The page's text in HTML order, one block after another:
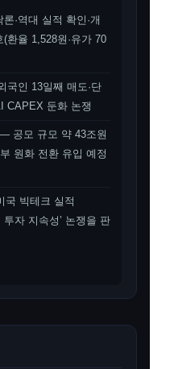
·역대 실적 확인·개
환율 1,528원·유가 70
국인 13일째 매도·단
CAPEX 둔화 논쟁
공모 규모 약 43조원
원화 전환 유입 예정
빅테크 실적
투자 지속성’ 논쟁을 판